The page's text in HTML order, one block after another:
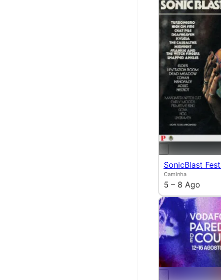
SonicBlast
Caminha
5 – 8 Ago